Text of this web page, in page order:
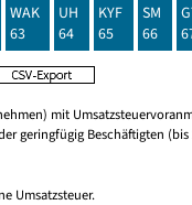
WAK
63
UH
64
KYF
65
SM
66
mit
geringfügig Beschäftigten
Umsatzsteuer.